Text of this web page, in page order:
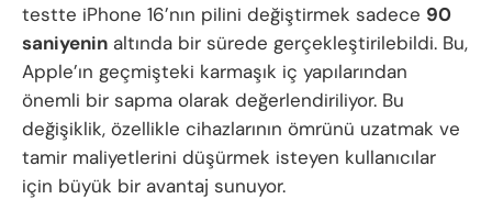
testte iPhone 16’nın pilini değiştirmek sadece 90
saniyenin altında bir sürede gerçekleştirilebildi. Bu,
Apple’ın geçmişteki karmaşık iç yapılarından
önemli bir sapma olarak değerlendiriliyor. Bu
değişiklik, özellikle cihazlarının ömrünü uzatmak ve
tamir maliyetlerini düşürmek isteyen kullanıcılar
için büyük bir avantaj sunuyor.